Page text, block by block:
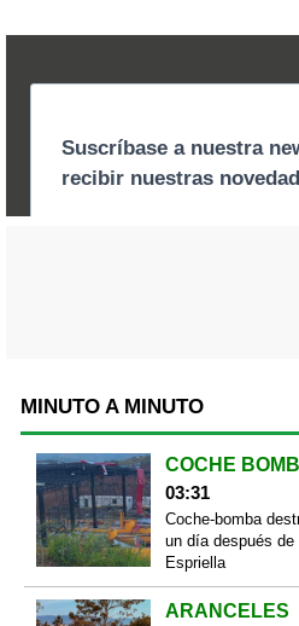
MINUTO A MINUTO
COCHE
03:31
Coche-bomba
un día después
Espriella
ARANCELES